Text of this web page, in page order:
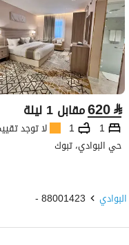
⃁
620مقابل 1 ليلة
1
1
لا توجد
حي البوادي، تبوك
88001423 -